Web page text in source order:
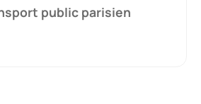
public parisien